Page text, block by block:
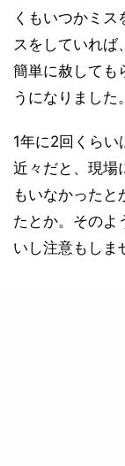
くもいつかミス
スをしていれば
簡単に赦しても
うになりました。
1年に2回くらい
近々だと、現場
もいなかったと
たとか。そのよ
いし注意もしま